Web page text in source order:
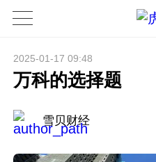
2025-01-17 09:48
万科的选择题
雪贝财经